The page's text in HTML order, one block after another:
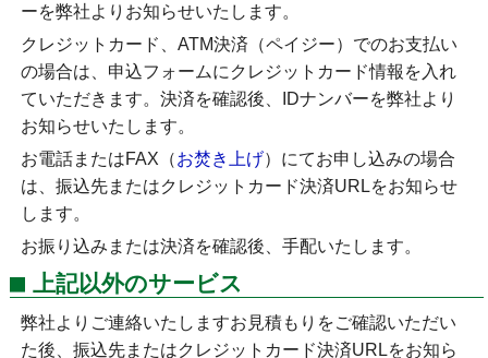
ーを弊社よりお知らせいたします。
クレジットカード、ATM決済（ペイジー）でのお支払い
の場合は、申込フォームにクレジットカード情報を入れ
ていただきます。決済を確認後、IDナンバーを弊社より
お知らせいたします。
お電話またはFAX（お焚き上げ）にてお申し込みの場合
は、振込先またはクレジットカード決済URLをお知らせ
します。
お振り込みまたは決済を確認後、手配いたします。
上記以外のサービス
弊社よりご連絡いたしますお見積もりをご確認いただい
た後、振込先またはクレジットカード決済URLをお知ら